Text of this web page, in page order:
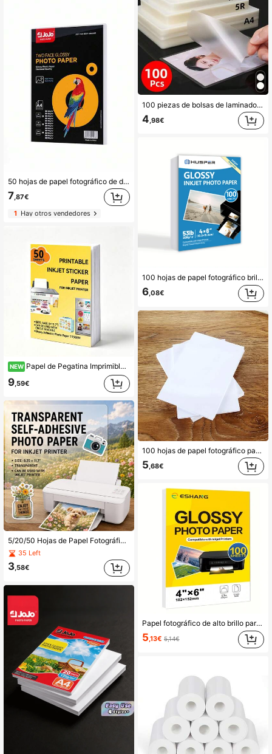
50 hojas de papel fotográfico de doble cara de alto brillo, compatible con impresora de inyección de tinta, tamaño 8.3x11.7 pulgadas, gramaje 140/160/180/200/260/300 GSM
7 ,87€
1Hay otros vendedores
NEW Papel de Pegatina Imprimible Inkjet ESHANG 115GSM, Compatible con la Mayoría de Impresoras Inkjet, Papel Fotográfico Brillante de 8.3*11.7 Pulgadas con Respaldo Adhesivo, Adecuado para Manualidades DIY, Etiquetas de Productos, Pegatinas de Decoración de Tazas, Pegatinas de Fotos de Viaje
9 ,59€
5/20/50 Hojas de Papel Fotográfico Autoadhesivo PET Transparente A4, Tamaño 210mm*297mm (8.28in*11.69in), Resistente a Arañazos y Duradero, Compatible con Impresoras de Inyección de Tinta/Láser, Adecuado para Hacer Fotos, Manualidades y Pegatinas
35 Left
3,58€
100 piezas de bolsas de laminado de plástico transparente, disponibles en 4 tamaños (A4/3R/4R/5R) para tarjetas, tarjetas de visita, documentos de oficina, protección de fotos, compatibles con todas las máquinas de laminado
4 ,98€
100 hojas de papel fotográfico brillante de un solo lado 4R de 200 g/m² o 230 g/m², compatible con inyección de tinta, con reverso gris, tamaño 4x6 pulgadas (10,2 * 15,2 cm) para uso doméstico y de oficina
6,08€
100 hojas de papel fotográfico para inyección de tinta de 6 pulgadas, papel para imprimir fotos DIY, paquete individual, envío aleatorio con parte posterior impresa en inglés o lisa, compatible con impresoras de inyección de tinta
5 ,68€
Papel fotográfico de alto brillo para impresora de inyección de tinta 3.5*5/4*6 pulgadas 200g 53lb 100 hojas Papel fotográfico grueso para tinta de tinte
5,13€ 5,14€